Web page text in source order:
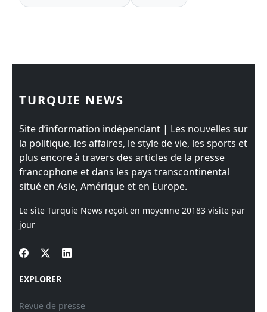
TURQUIE NEWS
Site d’information indépendant | Les nouvelles sur
la politique, les affaires, le style de vie, les sports et
plus encore à travers des articles de la presse
francophone et dans les pays transcontinental
situé en Asie, Amérique et en Europe.
Le site Turquie News reçoit en moyenne 20183 visite par
jour
EXPLORER
Revue de presse